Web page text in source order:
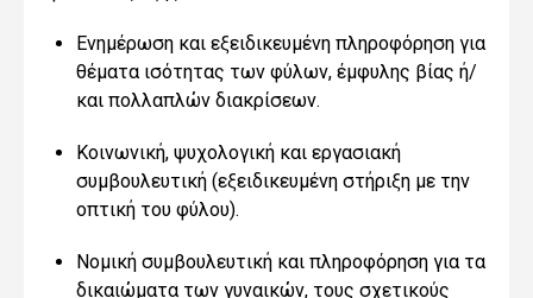
Ενημέρωση και εξειδικευμένη πληροφόρηση για
θέματα ισότητας των φύλων, έμφυλης βίας ή/
και πολλαπλών διακρίσεων.
Κοινωνική, ψυχολογική και εργασιακή
συμβουλευτική (εξειδικευμένη στήριξη με την
οπτική του φύλου).
Νομική συμβουλευτική και πληροφόρηση για τα
δικαιώματα των γυναικών, τους σχετικούς